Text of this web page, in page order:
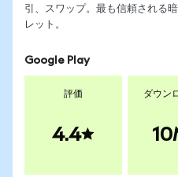
引、スワップ。最も信頼される
レット。
Google Play
評価
4.4
ダウン